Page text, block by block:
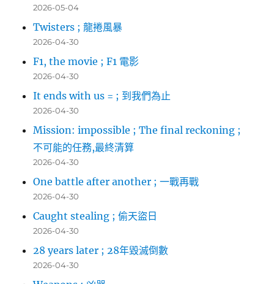
2026-05-04
Twisters ; 龍捲風暴
2026-04-30
F1, the movie ; F1 電影
2026-04-30
It ends with us = ; 到我們為止
2026-04-30
Mission: impossible ; The final reckoning ;
不可能的任務,最終清算
2026-04-30
One battle after another ; 一戰再戰
2026-04-30
Caught stealing ; 偷天盜日
2026-04-30
28 years later ; 28年毀滅倒數
2026-04-30